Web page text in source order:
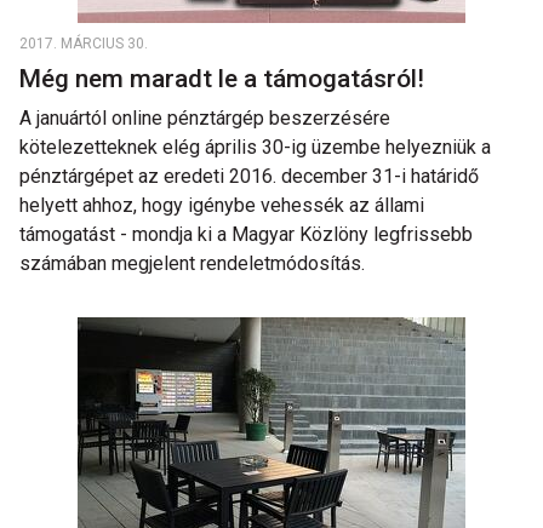
2017. MÁRCIUS 30.
Még nem maradt le a támogatásról!
A januártól online pénztárgép beszerzésére
kötelezetteknek elég április 30-ig üzembe helyezniük a
pénztárgépet az eredeti 2016. december 31-i határidő
helyett ahhoz, hogy igénybe vehessék az állami
támogatást - mondja ki a Magyar Közlöny legfrissebb
számában megjelent rendeletmódosítás.